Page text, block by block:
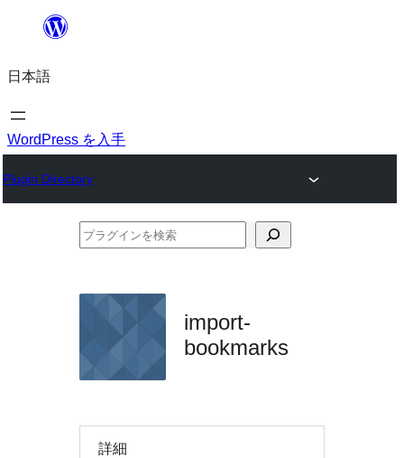
を
ス
キ
プ
日本語
WordPress を入手
Plugin Directory
プ
索
import-
bookmarks
詳細